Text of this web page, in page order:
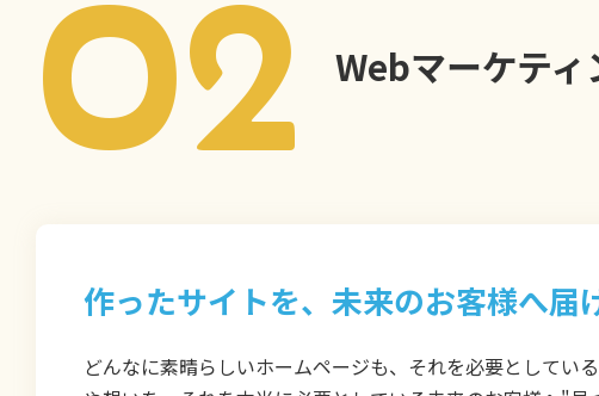
02 Webマーケティ
作ったサイトを、未来のお客様へ届
どんなに素晴らしいホームページも、それを必要としてい